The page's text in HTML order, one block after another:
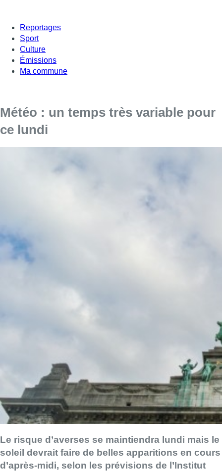
Reportages
Sport
Culture
Émissions
Ma commune
Météo : un temps très variable pour
ce lundi
Le risque d’averses se maintiendra lundi mais le
soleil devrait faire de belles apparitions en cours
d’après-midi, selon les prévisions de l’Institut